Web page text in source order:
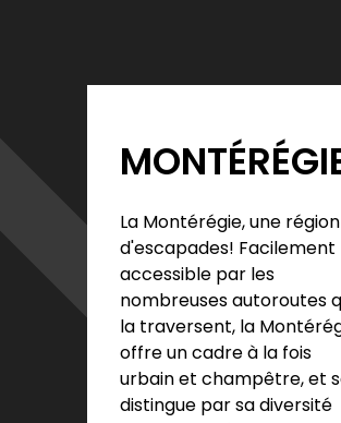
La Montérégie, une région
d'escapades! Facilement
accessible par les
nombreuses autoroutes
la traversent, la
offre un cadre à la fois
urbain et champêtre, et
distingue par sa diversité